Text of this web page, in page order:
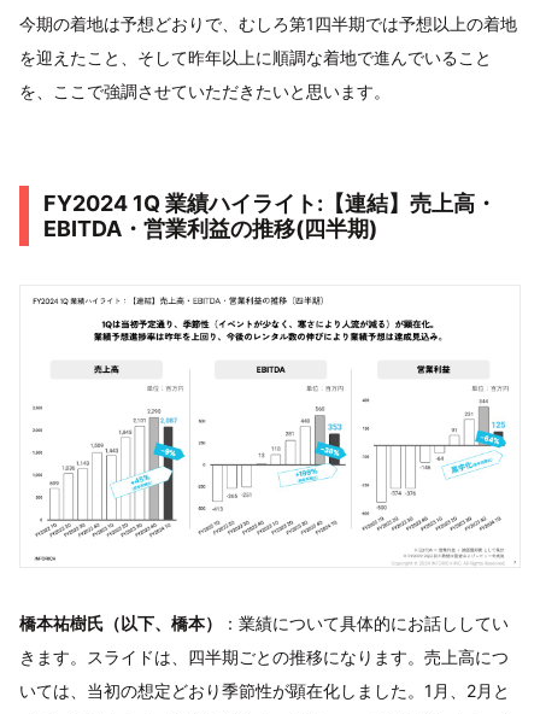
今期の着地は予想どおりで、むしろ第1四半期では予想以上の着地
を迎えたこと、そして昨年以上に順調な着地で進んでいること
を、ここで強調させていただきたいと思います。
FY2024 1Q 業績ハイライト:【連結】売上高・
EBITDA・営業利益の推移(四半期)
橋本祐樹氏（以下、橋本）
：業績について具体的にお話ししてい
きます。スライドは、四半期ごとの推移になります。売上高につ
いては、当初の想定どおり季節性が顕在化しました。1月、2月と